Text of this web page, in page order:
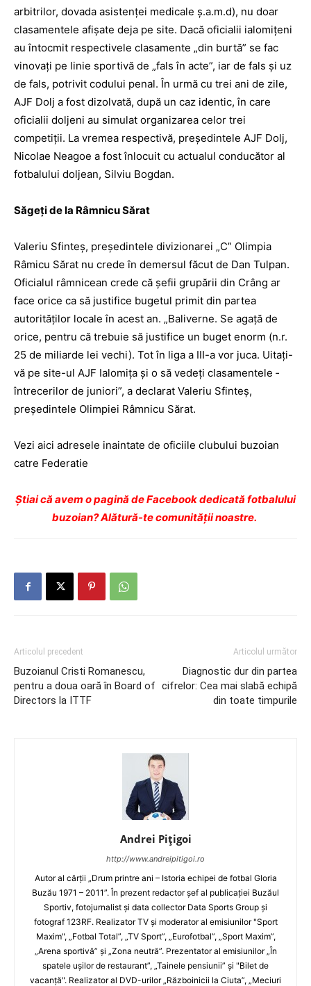
arbitrilor, dovada asistenţei medicale ş.a.m.d), nu doar
clasamentele afişate deja pe site. Dacă oficialii ialomiţeni
au întocmit ­respectivele clasamente „din burtă” se fac
vinovaţi pe linie sportivă de „fals în acte”, iar de fals şi uz
de fals, potrivit codului penal. În urmă cu trei ani de zile,
AJF Dolj a fost dizolvată, după un caz identic, în care
oficialii doljeni au simulat organizarea celor trei
competiţii. La vremea respectivă, preşedintele AJF Dolj,
Nicolae Neagoe a fost înlocuit cu actualul conducător al
fotbalului doljean, Silviu Bogdan.
Săgeţi de la Râmnicu Sărat
Valeriu Sfinteş, preşedintele divizionarei „C” Olim­pia
Râmicu Sărat nu crede în demersul făcut de Dan Tulpan.
Oficialul râmnicean crede că şefii grupării din Crâng ar
face orice ca să justifice bugetul primit din partea
autorităţilor locale în acest an. „Baliverne. Se agaţă de
orice, pentru că trebuie să justifice un buget enorm (n.r.
25 de miliarde lei vechi). Tot în liga a III-a vor juca. Uitaţi-
vă pe site-ul AJF Ialomiţa şi o să vedeţi clasamentele ­
între­cerilor de juniori”, a ­declarat Valeriu Sfinteş,
preşedintele Olimpiei Râmnicu Sărat.
Vezi aici adresele inaintate de oficiile clubului buzoian
catre Federatie
Ştiai că avem o pagină de Facebook dedicată fotbalului
buzoian? Alătură-te comunității noastre.
Articolul precedent
Buzoianul Cristi Romanescu,
pentru a doua oară în Board of
Directors la ITTF
Articolul următor
Diagnostic dur din partea
cifrelor: Cea mai slabă echipă
din toate timpurile
Andrei Pițigoi
http://www.andreipitigoi.ro
Autor al cărţii „Drum printre ani – Istoria echipei de fotbal Gloria
Buzău 1971 – 2011”. În prezent redactor şef al publicaţiei Buzăul
Sportiv, fotojurnalist şi data collector Data Sports Group şi
fotograf 123RF. Realizator TV şi moderator al emisiunilor "Sport
Maxim", „Fotbal Total”, „TV Sport”, „Eurofotbal”, „Sport Maxim”,
„Arena sportivă” şi „Zona neutră”. Prezentator al emisiunilor „În
spatele uşilor de restaurant”, „Tainele pensiunii” şi "Bilet de
vacanţă". Realizator al DVD-urilor „Războinicii la Ciuta”, „Meciuri